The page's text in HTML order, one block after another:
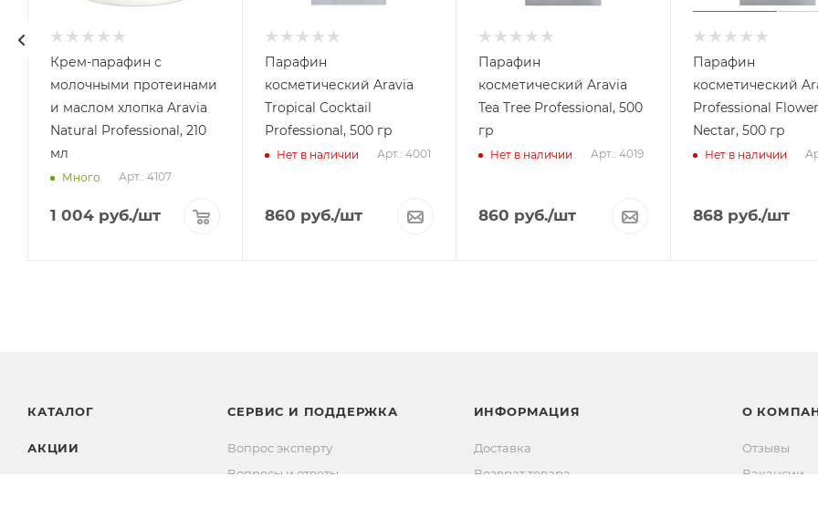
Крем-парафин с
молочными протеинами
и маслом хлопка Aravia
Natural Professional, 210
мл
Много Арт.: 4107
1 004руб./шт
Парафин
косметический Aravia
Tropical Cocktail
Professional, 500 гр
Нет в наличии Арт.: 4001
860 руб./шт
Парафин
косметический Aravia
Tea Tree Professional, 500
гр
Нет в наличии Арт.: 4019
860 руб./шт
Парафин
косметический
Professional Flower
Nectar, 500 гр
Нет в наличии
868 руб./шт
КАТАЛОГ
АКЦИИ
СЕРВИС И ПОДДЕРЖКА
Вопрос эксперту
Вопросы и ответы
ИНФОРМАЦИЯ
Доставка
Возврат товара
О
Отзывы
Вакансии